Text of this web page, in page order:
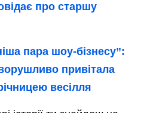
про старшу
пара шоу-бізнесу”:
привітала
весілля